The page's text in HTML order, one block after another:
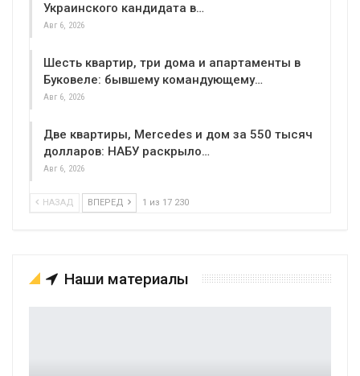
Украинского кандидата в…
Авг 6, 2026
Шесть квартир, три дома и апартаменты в
Буковеле: бывшему командующему…
Авг 6, 2026
Две квартиры, Mercedes и дом за 550 тысяч
долларов: НАБУ раскрыло…
Авг 6, 2026
НАЗАД ВПЕРЕД 1 из 17 230
Наши материалы